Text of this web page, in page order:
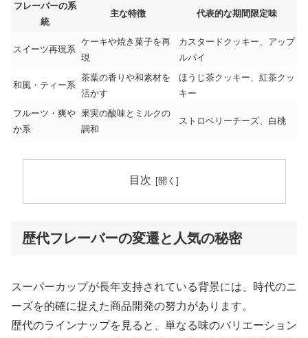
フレーバーの系
統
主な特徴 代表的な期間限定味
スイーツ再現系
ケーキや焼き菓子を再
現
カスタードクッキー、アップ
ルパイ
和風・ティー系
茶葉の香りや和素材を
活かす
ほうじ茶クッキー、紅茶クッ
キー
フルーツ・爽や
か系
果実の酸味とミルクの
調和
ストロベリーチーズ、白桃
目次
歴代フレーバーの変遷と人気の秘密
スーパーカップが長年支持されている背景には、時代のニ
ーズを的確に捉えた商品開発の努力があります。
歴代のラインナップを見ると、単なる味のバリエーション